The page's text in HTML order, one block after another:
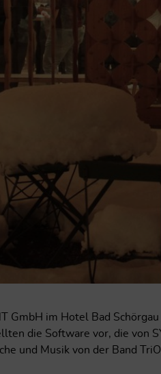
GmbH im Hotel Bad
die Software vor, die von
und Musik von der Band